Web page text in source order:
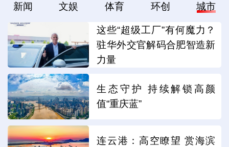
新闻 文娱 体育 环创 城市
这些“超级工厂”有何魔力？
驻华外交官解码合肥智造新
力量
生态守护 持续解锁高颜
值“重庆蓝”
连云港：高空瞭望 赏海滨